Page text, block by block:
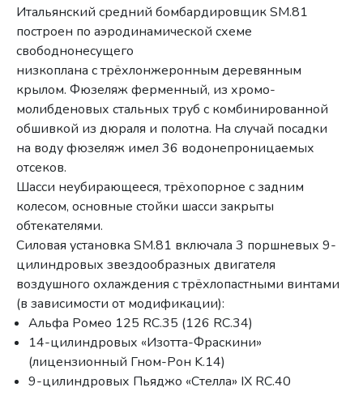
Итальянский средний бомбардировщик SM.81
построен по аэродинамической схеме
свободнонесущего
низкоплана с трёхлонжеронным деревянным
крылом. Фюзеляж ферменный, из хромо-
молибденовых стальных труб с комбинированной
обшивкой из дюраля и полотна. На случай посадки
на воду фюзеляж имел 36 водонепроницаемых
отсеков.
Шасси неубирающееся, трёхопорное с задним
колесом, основные стойки шасси закрыты
обтекателями.
Силовая установка SM.81 включала 3 поршневых 9-
цилиндровых звездообразных двигателя
воздушного охлаждения с трёхлопастными винтами
(в зависимости от модификации):
Альфа Ромео 125 RC.35 (126 RC.34)
14-цилиндровых «Изотта-Фраскини»
(лицензионный Гном-Рон K.14)
9-цилиндровых Пьяджо «Стелла» IX RC.40